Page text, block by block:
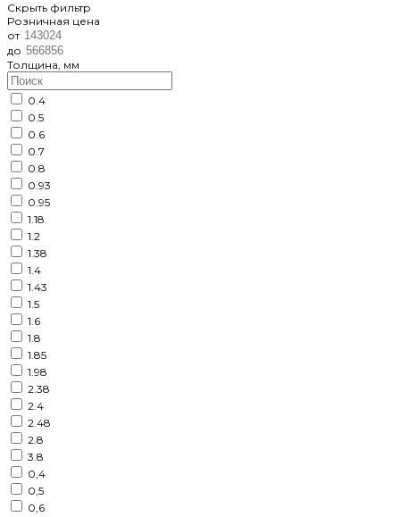
Скрыть фильтр
Розничная цена
от
до
Толщина, мм
0.4
0.5
0.6
0.7
0.8
0.93
0.95
1.18
1.2
1.38
1.4
1.43
1.5
1.6
1.8
1.85
1.98
2.38
2.4
2.48
2.8
3.8
0,4
0,5
0,6